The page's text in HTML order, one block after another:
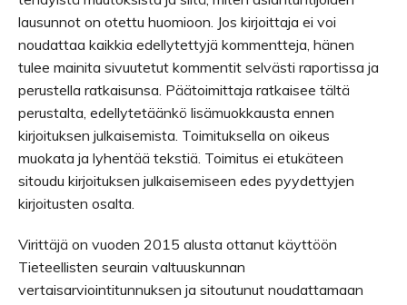
lausunnot on otettu huomioon. Jos kirjoittaja ei voi
noudattaa kaikkia edellytettyjä kommentteja, hänen
tulee mainita sivuutetut kommentit selvästi raportissa ja
perustella ratkaisunsa. Päätoimittaja ratkaisee tältä
perustalta, edellytetäänkö lisämuokkausta ennen
kirjoituksen julkaisemista. Toimituksella on oikeus
muokata ja lyhentää tekstiä. Toimitus ei etukäteen
sitoudu kirjoituksen julkaisemiseen edes pyydettyjen
kirjoitusten osalta.
Virittäjä on vuoden 2015 alusta ottanut käyttöön
Tieteellisten seurain valtuuskunnan
vertaisarviointitunnuksen ja sitoutunut noudattamaan